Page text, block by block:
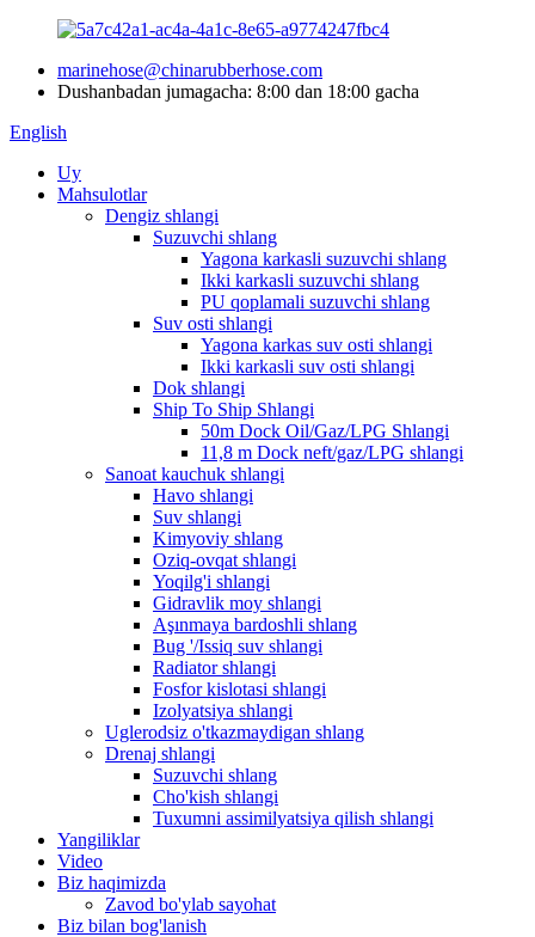
marinehose@chinarubberhose.com
Dushanbadan jumagacha: 8:00 dan 18:00 gacha
English
Uy
Mahsulotlar
Dengiz shlangi
Suzuvchi shlang
Yagona karkasli suzuvchi shlang
Ikki karkasli suzuvchi shlang
PU qoplamali suzuvchi shlang
Suv osti shlangi
Yagona karkas suv osti shlangi
Ikki karkasli suv osti shlangi
Dok shlangi
Ship To Ship Shlangi
50m Dock Oil/Gaz/LPG Shlangi
11,8 m Dock neft/gaz/LPG shlangi
Sanoat kauchuk shlangi
Havo shlangi
Suv shlangi
Kimyoviy shlang
Oziq-ovqat shlangi
Yoqilg'i shlangi
Gidravlik moy shlangi
Aşınmaya bardoshli shlang
Bug '/Issiq suv shlangi
Radiator shlangi
Fosfor kislotasi shlangi
Izolyatsiya shlangi
Uglerodsiz o'tkazmaydigan shlang
Drenaj shlangi
Suzuvchi shlang
Cho'kish shlangi
Tuxumni assimilyatsiya qilish shlangi
Yangiliklar
Video
Biz haqimizda
Zavod bo'ylab sayohat
Biz bilan bog'lanish